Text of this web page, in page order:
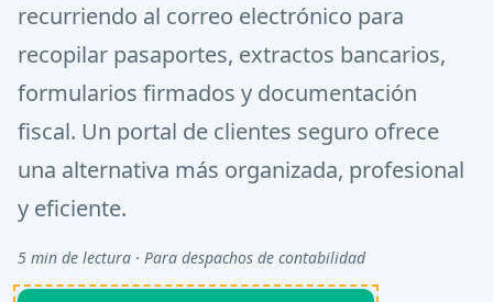
recurriendo al correo electrónico para
recopilar pasaportes, extractos bancarios,
formularios firmados y documentación
fiscal. Un portal de clientes seguro ofrece
una alternativa más organizada, profesional
y eficiente.
5 min de lectura · Para despachos de contabilidad